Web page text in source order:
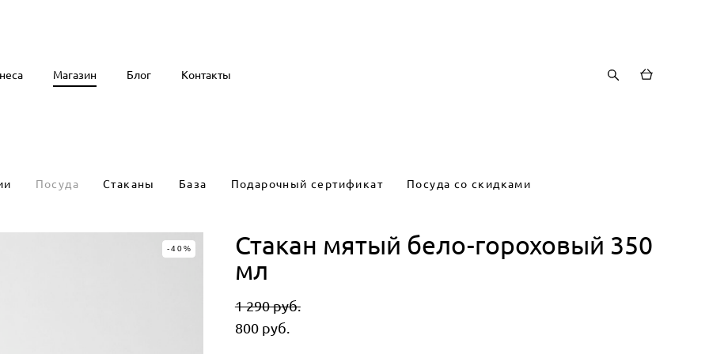
Магазин Блог Контакты
Магазин Блог Контакты
Посуда Стаканы База Подарочный сертификат Посуда со скидками
-40%
Стакан мятый бело-гороховый 350
мл
1 290 pуб.
800 pуб.